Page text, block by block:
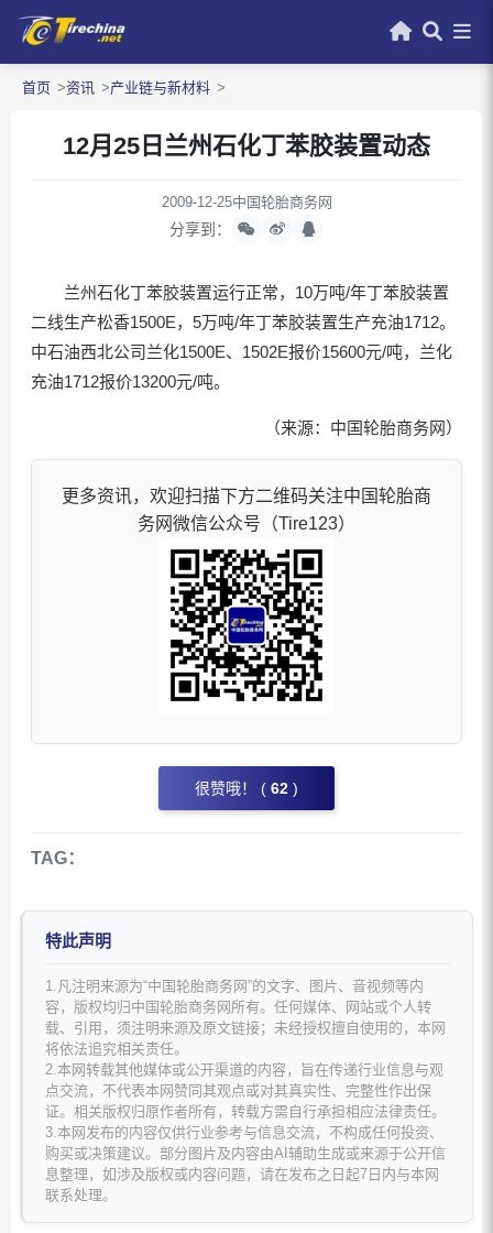
首页 资讯 产业链与新材料
12月25日兰州石化丁苯胶装置动态
2009-12-25中国轮胎商务网
分享到：
兰州石化丁苯胶装置运行正常，10万吨/年丁苯胶装置
二线生产松香1500E，5万吨/年丁苯胶装置生产充油1712。
中石油西北公司兰化1500E、1502E报价15600元/吨，兰化
充油1712报价13200元/吨。
（来源：中国轮胎商务网）
更多资讯，欢迎扫描下方二维码关注中国轮胎商
务网微信公众号（Tire123）
很赞哦！ ( 62 )
TAG：
特此声明
1.凡注明来源为“中国轮胎商务网”的文字、图片、音视频等内
容，版权均归中国轮胎商务网所有。任何媒体、网站或个人转
载、引用，须注明来源及原文链接；未经授权擅自使用的，本网
将依法追究相关责任。
2.本网转载其他媒体或公开渠道的内容，旨在传递行业信息与观
点交流，不代表本网赞同其观点或对其真实性、完整性作出保
证。相关版权归原作者所有，转载方需自行承担相应法律责任。
3.本网发布的内容仅供行业参考与信息交流，不构成任何投资、
购买或决策建议。部分图片及内容由AI辅助生成或来源于公开信
息整理，如涉及版权或内容问题，请在发布之日起7日内与本网
联系处理。